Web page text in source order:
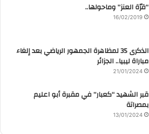
“قرّة العنز” وماحولها..
16/02/2019
الذكرى 35 لمظاهرة الجمهور الرياضي بعد إلغاء
مباراة ليبيا.. الجزائر
21/01/2024
قبر الشهيد “كعبار” في مقبرة أبو اعليم
بمصراتة
13/01/2024